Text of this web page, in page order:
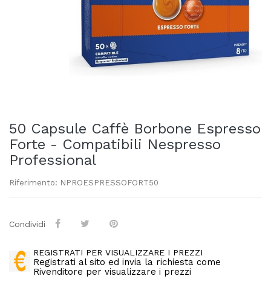
50 Capsule Caffè Borbone Espresso
Forte - Compatibili Nespresso
Professional
Riferimento: NPROESPRESSOFORT50
Condividi
REGISTRATI PER VISUALIZZARE I PREZZI
Registrati al sito ed invia la richiesta come
Rivenditore per visualizzare i prezzi